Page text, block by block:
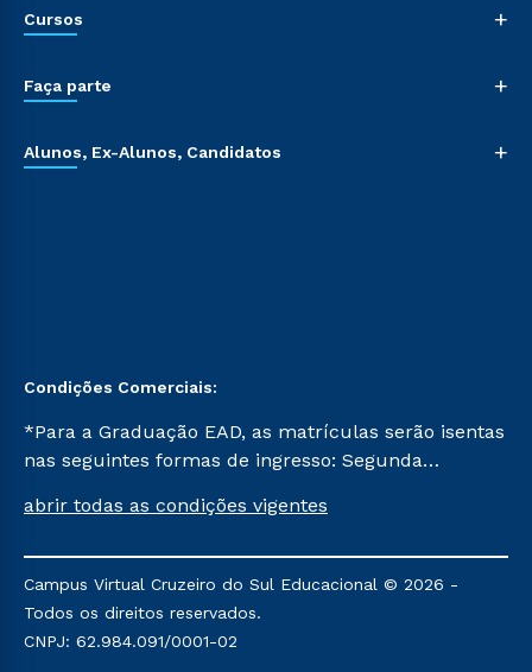
Cursos +
Faça parte +
Alunos, Ex-Alunos, Candidatos +
Condições Comerciais:
*Para a Graduação EAD, as matrículas serão isentas
nas seguintes formas de ingresso: Segunda
Já para as demais, a taxa de matrícula será de R$
mencionadas são referentes aos cursos: Ensino
Religioso, Geografia para a Docência e Metodologia
do Ensino de História: Questões Atuais.
abrir todas as condições vigentes
Campus Virtual Cruzeiro do Sul Educacional © 2026 -
Todos os direitos reservados.
CNPJ: 62.984.091/0001-02